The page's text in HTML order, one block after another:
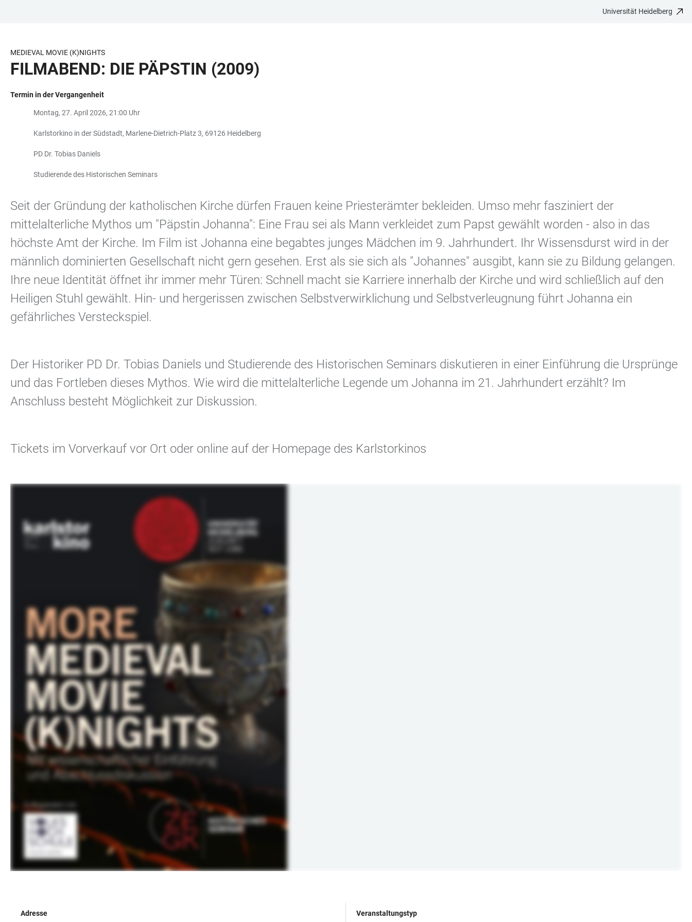
BARRIEREFREIHEIT
Universität Heidelberg
MEDIEVAL MOVIE (K)NIGHTS
FILMABEND: DIE PÄPSTIN (2009)
Termin in der Vergangenheit
Montag, 27. April 2026, 21:00 Uhr
Karlstorkino in der Südstadt, Marlene-Dietrich-Platz 3, 69126 Heidelberg
PD Dr. Tobias Daniels
Studierende des Historischen Seminars
Seit der Gründung der katholischen Kirche dürfen Frauen keine Priesterämter bekleiden. Umso mehr fasziniert der
mittelalterliche Mythos um "Päpstin Johanna": Eine Frau sei als Mann verkleidet zum Papst gewählt worden - also in das
höchste Amt der Kirche. Im Film ist Johanna eine begabtes junges Mädchen im 9. Jahrhundert. Ihr Wissensdurst wird in der
männlich dominierten Gesellschaft nicht gern gesehen. Erst als sie sich als "Johannes" ausgibt, kann sie zu Bildung gelangen.
Ihre neue Identität öffnet ihr immer mehr Türen: Schnell macht sie Karriere innerhalb der Kirche und wird schließlich auf den
Heiligen Stuhl gewählt. Hin- und hergerissen zwischen Selbstverwirklichung und Selbstverleugnung führt Johanna ein
gefährliches Versteckspiel.
Der Historiker PD Dr. Tobias Daniels und Studierende des Historischen Seminars diskutieren in einer Einführung die Ursprünge
und das Fortleben dieses Mythos. Wie wird die mittelalterliche Legende um Johanna im 21. Jahrhundert erzählt? Im
Anschluss besteht Möglichkeit zur Diskussion.
Tickets im Vorverkauf vor Ort oder online auf der Homepage des Karlstorkinos
Adresse
Veranstaltungstyp